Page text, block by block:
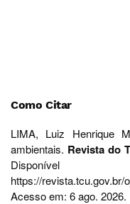
Como Citar
LIMA, Luiz Henrique
ambientais. Revista do
https://revista.tcu.gov.br/
Acesso em: 6 ago. 2026.